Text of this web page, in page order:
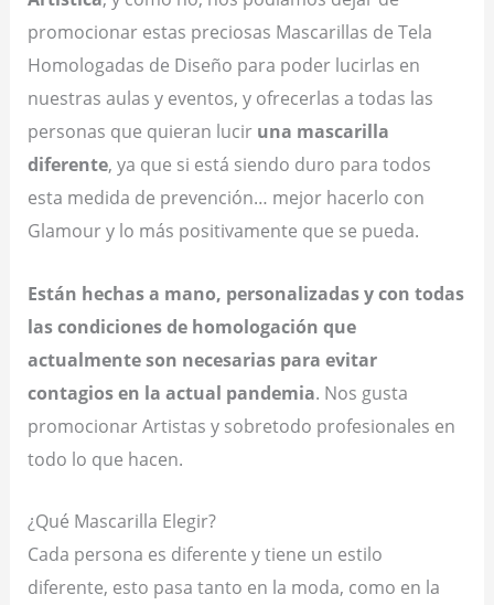
promocionar estas preciosas Mascarillas de Tela
Homologadas de Diseño para poder lucirlas en
nuestras aulas y eventos, y ofrecerlas a todas las
personas que quieran lucir una mascarilla
diferente, ya que si está siendo duro para todos
esta medida de prevención… mejor hacerlo con
Glamour y lo más positivamente que se pueda.
Están hechas a mano, personalizadas y con todas
las condiciones de homologación que
actualmente son necesarias para evitar
contagios en la actual pandemia. Nos gusta
promocionar Artistas y sobretodo profesionales en
todo lo que hacen.
¿Qué Mascarilla Elegir?
Cada persona es diferente y tiene un estilo
diferente, esto pasa tanto en la moda, como en la